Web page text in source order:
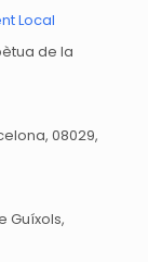
Local
de la
08029,
Guíxols,